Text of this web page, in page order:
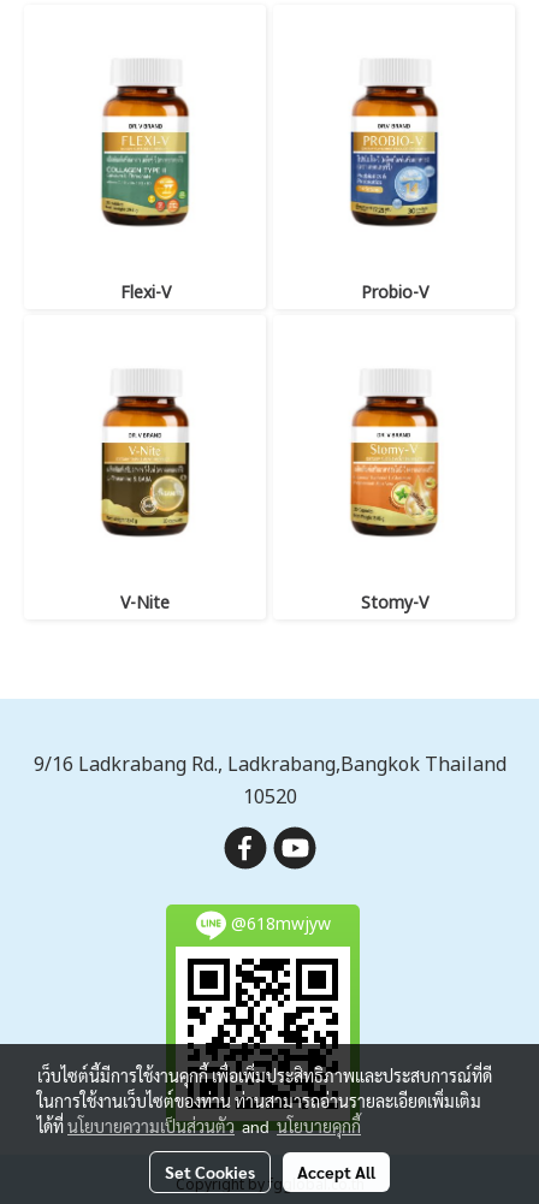
Flexi-V Probio-V
V-Nite Stomy-V
9/16 Ladkrabang Rd., Ladkrabang,Bangkok Thailand
10520
@618mwjyw
Copyright by fgglobal.co.th
เว็บไซต์นี้มีการใช้งานคุกกี้ เพื่อเพิ่มประสิทธิภาพและประสบการณ์ที่ดี
ในการใช้งานเว็บไซต์ของท่าน ท่านสามารถอ่านรายละเอียดเพิ่มเติม
ได้ที่นโยบายความเป็นส่วนตัวandนโยบายคุกกี้
Set Cookies Accept All